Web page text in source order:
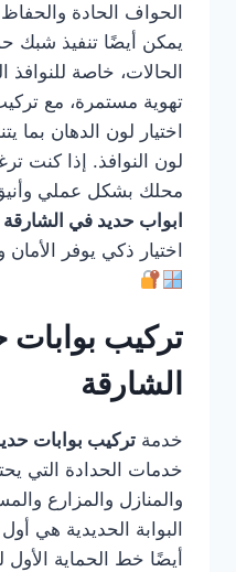
الحواف الحادة
يمكن أيضًا تنفيذ شبك
الحالات، خاصة
تهوية مستمرة، مع
اختيار لون الدهان بما
لون النوافذ. إذا كنت
محلك بشكل عملي
ابواب حديد في الشارقة
اختيار ذكي يوفر
تركيب
الشارقة
خدمة تركيب بوابات
خدمات الحدادة التي
والمنازل والمزارع
البوابة الحديدية هي
أيضًا خط الحماية